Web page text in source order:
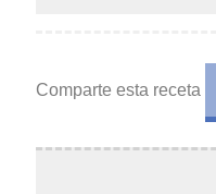
Comparte esta receta